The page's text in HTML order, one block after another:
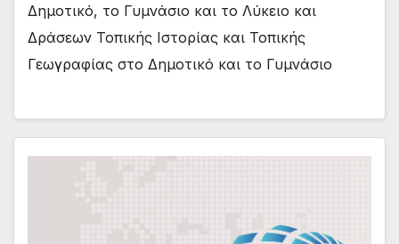
Δημοτικό, το Γυμνάσιο και το Λύκειο και
Δράσεων Τοπικής Ιστορίας και Τοπικής
Γεωγραφίας στο Δημοτικό και το Γυμνάσιο